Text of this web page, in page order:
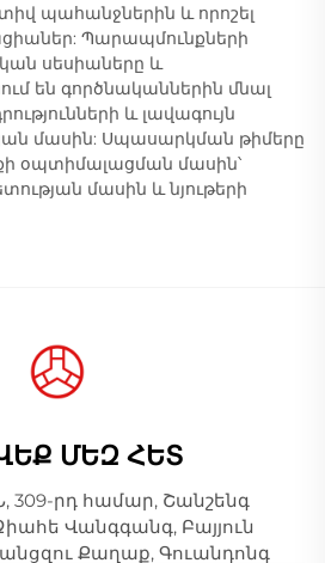
պահանջներին և որոշել
Պարապմունքների
սեսիաները և
են գործնականներին մնալ
և լավագույն
մասին: Սպասարկման թիմերը
օպտիմալացման մասին՝
մասին և նյութերի
ՄԵԶ ՀԵՏ
309-րդ համար, Շանշենգ
Վանգգանգ, Բայյուն
Քաղաք, Գուանդոնգ